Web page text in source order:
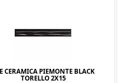
CERAMICA PIEMONTE BLACK
TORELLO 2X15